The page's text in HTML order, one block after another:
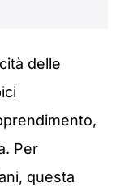
delle
Per
questa